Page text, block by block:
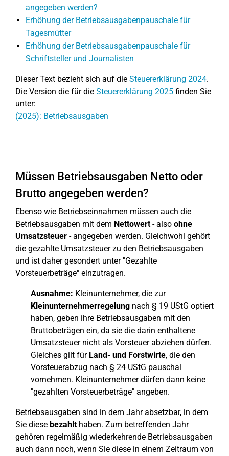
angegeben werden?
Erhöhung der Betriebsausgabenpauschale für
Tagesmütter
Erhöhung der Betriebsausgabenpauschale für
Schriftsteller und Journalisten
Dieser Text bezieht sich auf die Steuererklärung 2024.
Die Version die für die Steuererklärung 2025 finden Sie
unter:
(2025): Betriebsausgaben
Müssen Betriebsausgaben Netto oder
Brutto angegeben werden?
Ebenso wie Betriebseinnahmen müssen auch die
Betriebsausgaben mit dem Nettowert- also ohne
Umsatzsteuer - angegeben werden. Gleichwohl gehört
die gezahlte Umsatzsteuer zu den Betriebsausgaben
und ist daher gesondert unter "Gezahlte
Vorsteuerbeträge" einzutragen.
Ausnahme: Kleinunternehmer, die zur
Kleinunternehmerregelung nach § 19 UStG optiert
haben, geben ihre Betriebsausgaben mit den
Bruttobeträgen ein, da sie die darin enthaltene
Umsatzsteuer nicht als Vorsteuer abziehen dürfen.
Gleiches gilt fürLand- und Forstwirte, die den
Vorsteuerabzug nach § 24 UStG pauschal
vornehmen. Kleinunternehmer dürfen dann keine
"gezahlten Vorsteuerbeträge" angeben.
Betriebsausgaben sind in dem Jahr absetzbar, in dem
Sie diese bezahlthaben. Zum betreffenden Jahr
gehören regelmäßig wiederkehrende Betriebsausgaben
auch dann noch, wenn Sie diese in einem Zeitraum von